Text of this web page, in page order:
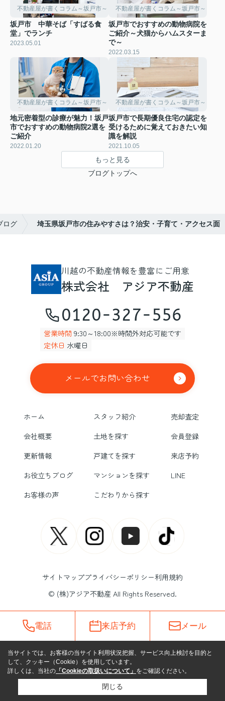
不動産屋が書くコラム～坂戸市～
坂戸市 中華そば「すばる食
堂」でランチ
2023.05.01
不動産屋が書くコラム～坂戸市～
坂戸市でおすすめの動物病院を
ご紹介～犬猫からハムスターま
で～
2022.03.15
不動産屋が書くコラム～坂戸市～
地元密着型の診療が魅力！坂戸
市でおすすめの動物病院2選を
ご紹介
2022.01.20
不動産屋が書くコラム～坂戸市～
坂戸市で長期優良住宅の認定を
受けるために覚えておきたい知
識を解説
2021.10.05
もっと見る
ブログトップへ
ログ 埼玉県坂戸市の住みやすさは？治安・子育て・アクセス面
川越の不動産情報を豊富にご用意
株式会社 アジア不動産
0120-327-556
営業時間 9:30～18:00※時間外対応可能です
定休日 水曜日
メールでお問い合わせ
ホーム スタッフ紹介
売却査定
会社概要
土地を探す
会員登録
更新情報
戸建てを探す
来店予約
お役立ちブログ
マンションを探す
LINE
お客様の声
こだわりから探す
サイトマッププライバシーポリシー利用規約
© (株)アジア不動産 All Rights Reserved.
電話 来店予約 メール
当サイトでは、お客様の当サイト利用状況把握、サービス向上検討を目的と
して、クッキー（Cookie）を使用しています。
詳しくは、当社の 「Cookieの取扱いについて」 をご確認ください。
閉じる